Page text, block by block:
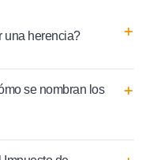
una herencia?
se nombran los